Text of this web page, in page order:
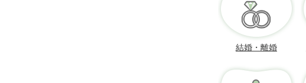
結婚・離婚